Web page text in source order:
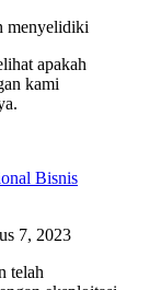
menyelidiki
apakah
kami
Bisnis
7, 2023
telah